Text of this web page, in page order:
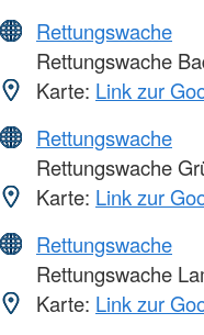
Rettungswache
Rettungswache
Karte: Link zur
Rettungswache
Rettungswache
Karte: Link zur
Rettungswache
Rettungswache
Karte: Link zur